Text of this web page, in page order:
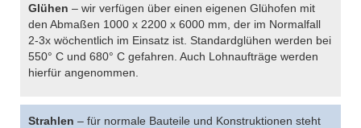
Glühen – wir verfügen über einen eigenen Glühofen mit
den Abmaßen 1000 x 2200 x 6000 mm, der im Normalfall
2-3x wöchentlich im Einsatz ist. Standardglühen werden bei
550° C und 680° C gefahren. Auch Lohnaufträge werden
hierfür angenommen.
Strahlen – für normale Bauteile und Konstruktionen steht